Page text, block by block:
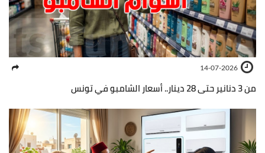
14-07-2026
من 3 دنانير حتى 28 دينار.. أسعار الشامبو في تونس